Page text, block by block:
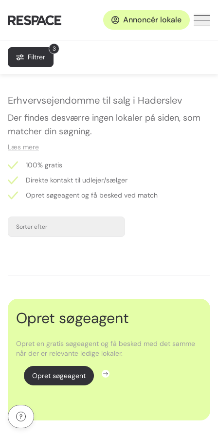
Annoncér lokale
3
Filtrer
Erhvervsejendomme til salg i Haderslev
Der findes desværre ingen lokaler på siden, som
matcher din søgning.
Læs mere
100% gratis
Direkte kontakt til udlejer/sælger
Opret søgeagent og få besked ved match
Sorter efter
Opret søgeagent
Opret en gratis søgeagent og få besked med det samme
når der er relevante ledige lokaler.
Opret søgeagent